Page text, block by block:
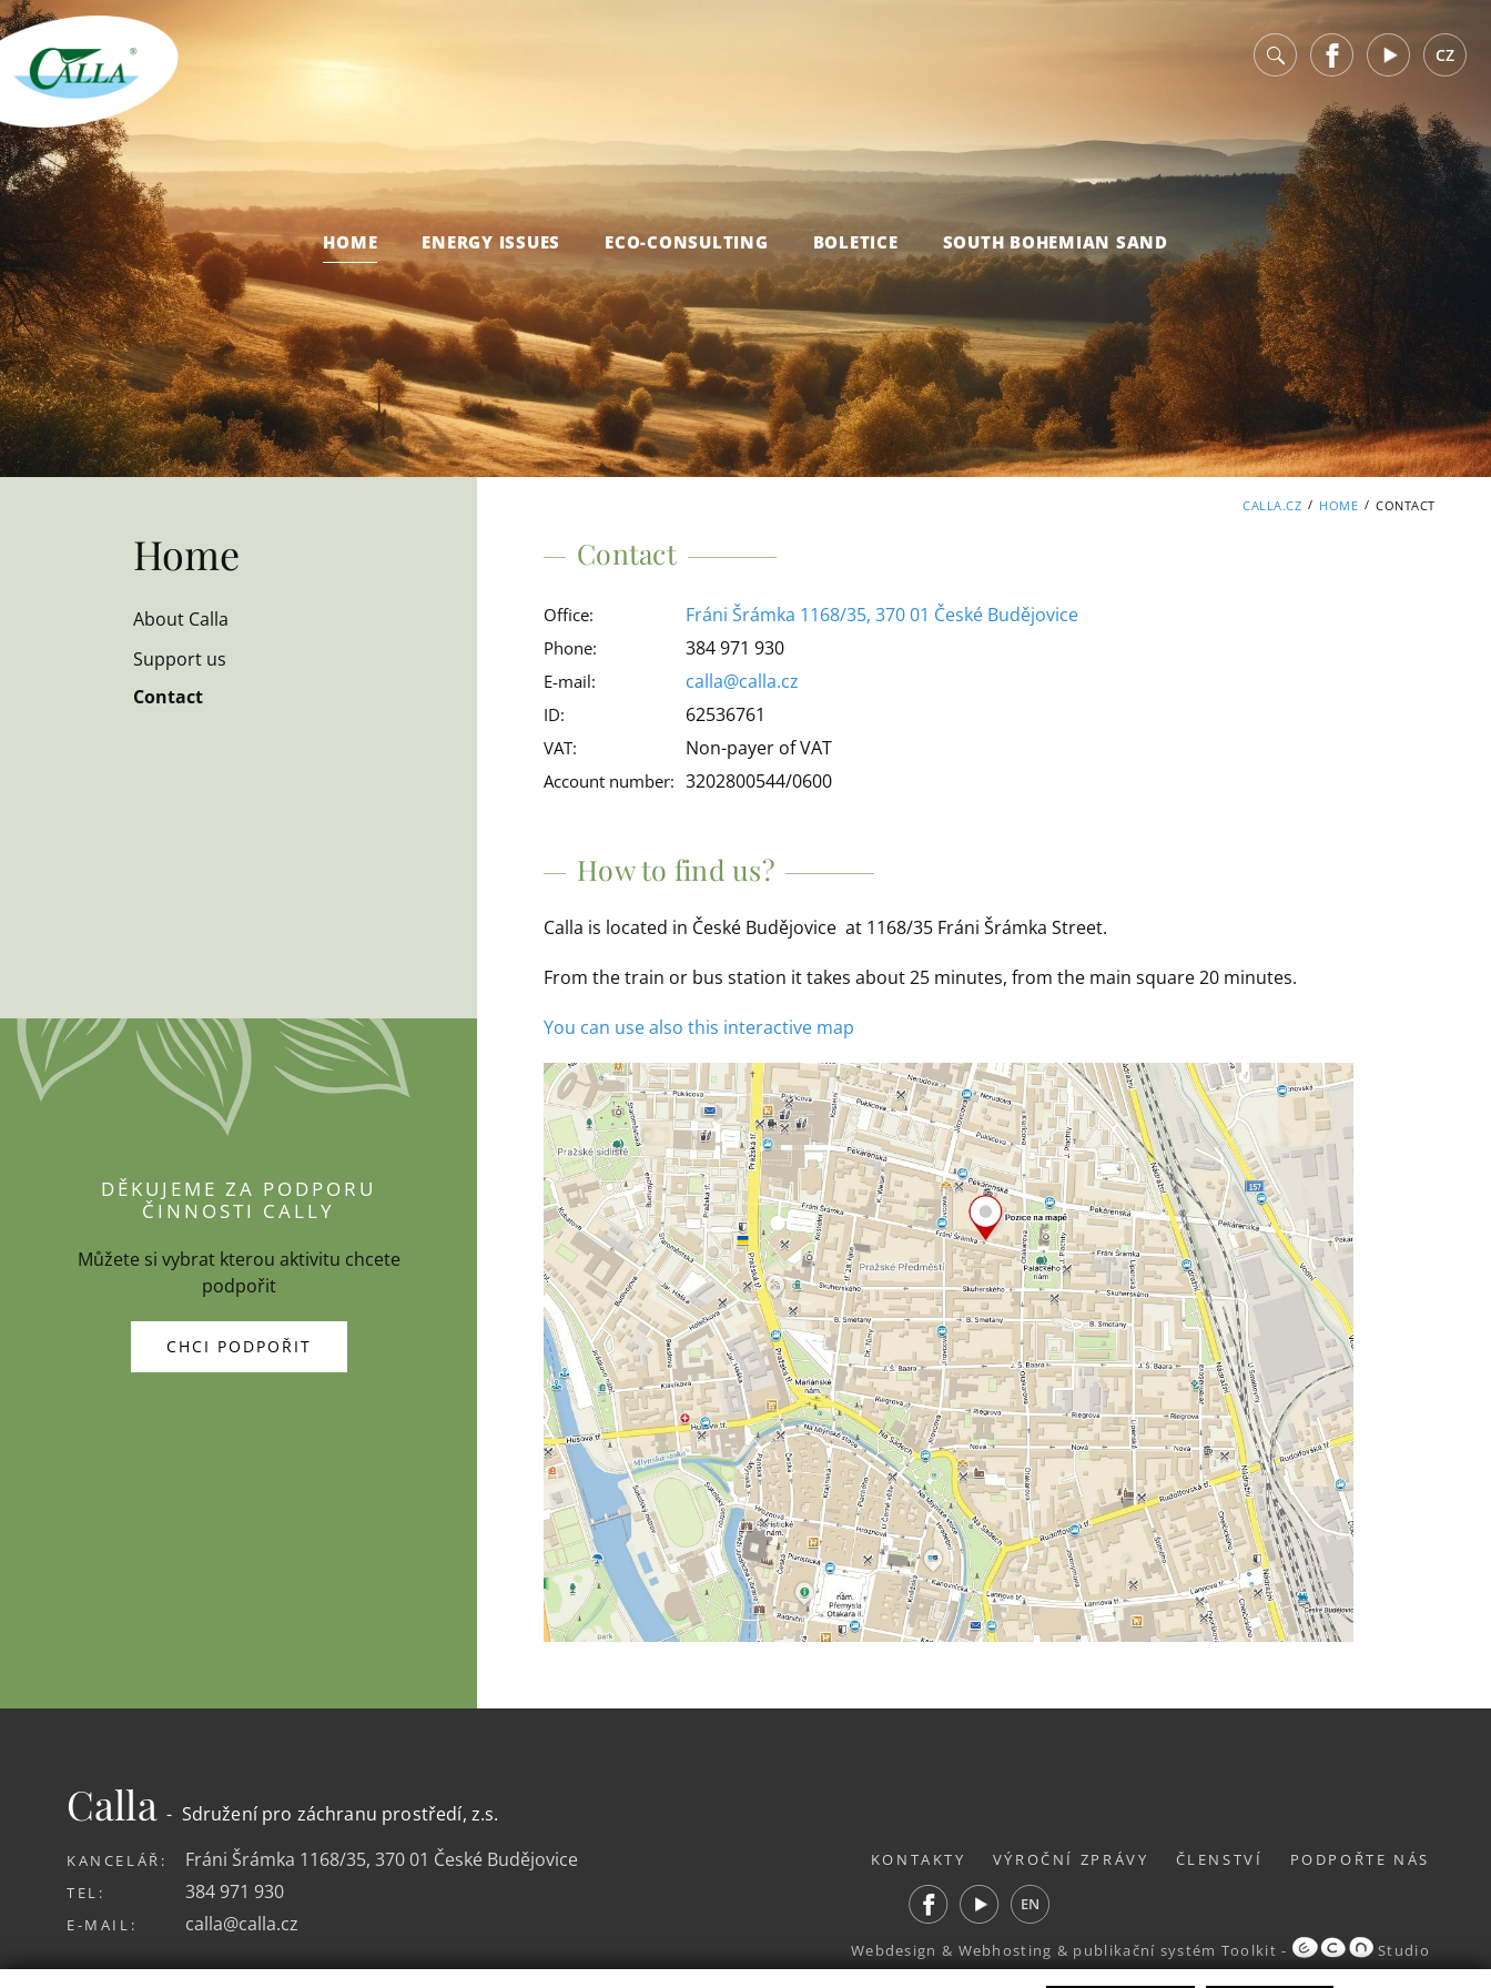
v FacebookYoutube CZ
HOME ENERGY ISSUES ECO-CONSULTING BOLETICE SOUTH BOHEMIAN SAND
CALLA.CZ / HOME / CONTACT
Home
About Calla
Support us
Contact
Contact
Office: Fráni Šrámka 1168/35, 370 01 České Budějovice
Phone: 384 971 930
E-mail: calla@calla.cz
ID: 62536761
VAT: Non-payer of VAT
Account number: 3202800544/0600
How to find us?
Calla is located in České Budějovice at 1168/35 Fráni Šrámka Street.
From the train or bus station it takes about 25 minutes, from the main square 20 minutes.
You can use also this interactive map
DĚKUJEME ZA PODPORU
ČINNOSTI CALLY
Můžete si vybrat kterou aktivitu chcete
podpořit
CHCI PODPOŘIT
Calla- Sdružení pro záchranu prostředí, z.s.
KANCELÁŘ: Fráni Šrámka 1168/35, 370 01 České Budějovice
TEL: 384 971 930
E-MAIL: calla@calla.cz
KONTAKTY VÝROČNÍ ZPRÁVY ČLENSTVÍ PODPOŘTE NÁS
FacebookYoutube EN
Webdesign & Webhosting & publikační systém Toolkit - Studio